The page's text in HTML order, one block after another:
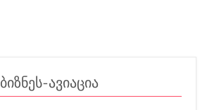
ბიზნეს-ავიაცია